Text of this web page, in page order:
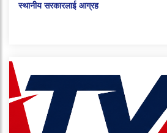
स्थानीय सरकारलाई आग्रह